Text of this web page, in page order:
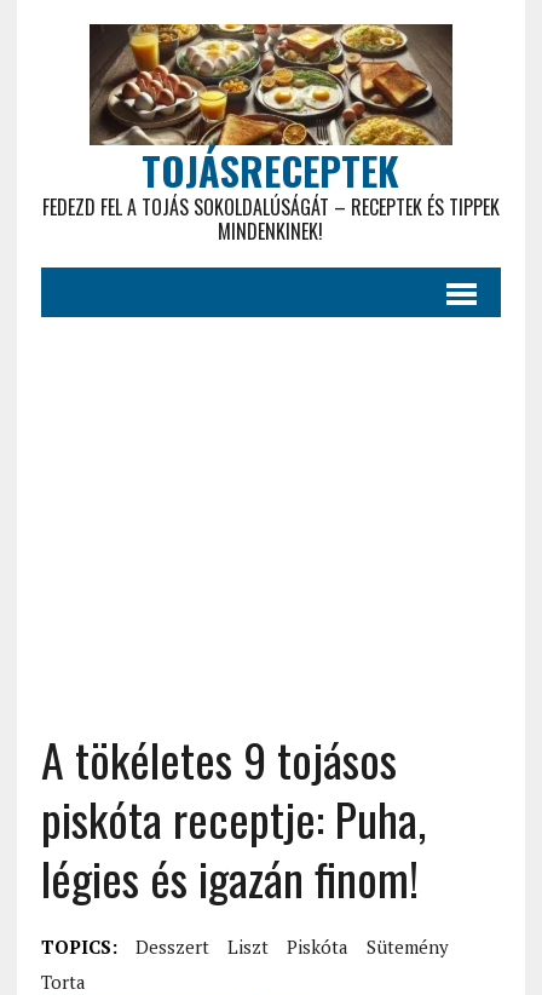
TOJÁSRECEPTEK
FEDEZD FEL A TOJÁS SOKOLDALÚSÁGÁT – RECEPTEK ÉS TIPPEK
MINDENKINEK!
A tökéletes 9 tojásos
piskóta receptje: Puha,
légies és igazán finom!
TOPICS: Desszert Liszt Piskóta
Sütemény
Torta